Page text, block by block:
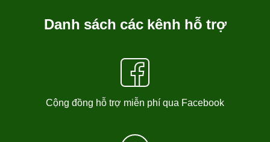
Danh sách các kênh hỗ trợ
Cộng đồng hỗ trợ miễn phí qua Facebook